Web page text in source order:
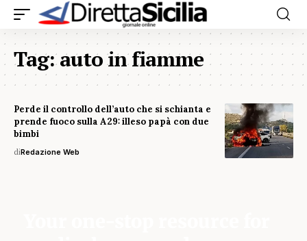
Tag:auto in fiamme
Perde il controllo dell’auto che si schianta e
prende fuoco sulla A29: illeso papà con due
bimbi
diRedazione Web